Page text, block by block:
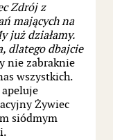
Zdrój z
mających na
już działamy.
dlatego dbajcie
nie zabraknie
wszystkich.
apeluje
Żywiec
siódmym